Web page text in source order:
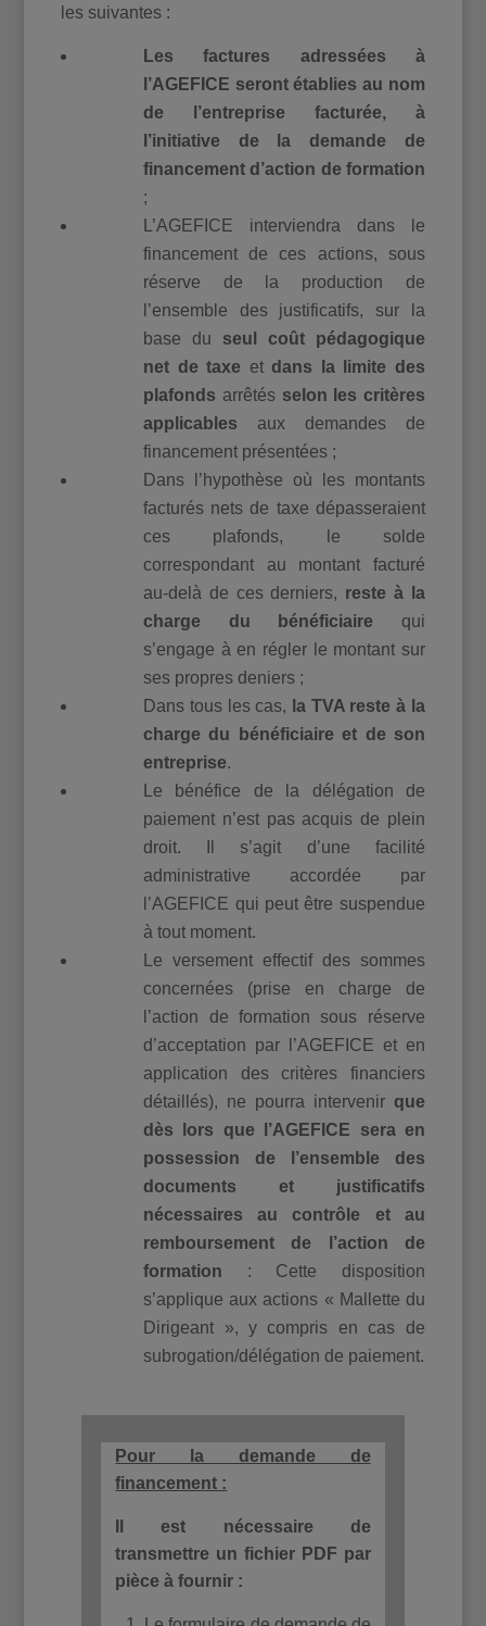
les suivantes :
Les factures adressées à
l’AGEFICE seront établies au nom
de l’entreprise facturée, à
l’initiative de la demande de
financement d’action de formation
;
L’AGEFICE interviendra dans le
financement de ces actions, sous
réserve de la production de
l’ensemble des justificatifs, sur la
base du seul coût pédagogique
net de taxe etdans la limite des
plafonds arrêtés selon les critères
applicables aux demandes de
financement présentées ;
Dans l’hypothèse où les montants
facturés nets de taxe dépasseraient
ces plafonds, le solde
correspondant au montant facturé
au-delà de ces derniers, reste à la
charge du bénéficiaire qui
s’engage à en régler le montant sur
ses propres deniers ;
Dans tous les cas, la TVA reste à la
charge du bénéficiaire et de son
entreprise.
Le bénéfice de la délégation de
paiement n’est pas acquis de plein
droit. Il s’agit d’une facilité
administrative accordée par
l’AGEFICE qui peut être suspendue
à tout moment.
Le versement effectif des sommes
concernées (prise en charge de
l’action de formation sous réserve
d’acceptation par l’AGEFICE et en
application des critères financiers
détaillés), ne pourra intervenir que
dès lors que l’AGEFICE sera en
possession de l’ensemble des
documents et justificatifs
nécessaires au contrôle et au
remboursement de l’action de
formation : Cette disposition
s’applique aux actions « Mallette du
Dirigeant », y compris en cas de
subrogation/délégation de paiement.
Pour la demande de
financement :
Il est nécessaire de
transmettre un fichier PDF par
pièce à fournir :